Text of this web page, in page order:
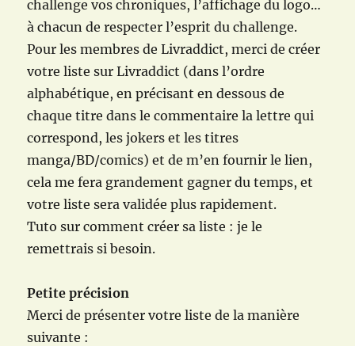
challenge vos chroniques, l’affichage du logo…
à chacun de respecter l’esprit du challenge.
Pour les membres de Livraddict, merci de créer
votre liste sur Livraddict (dans l’ordre
alphabétique, en précisant en dessous de
chaque titre dans le commentaire la lettre qui
correspond, les jokers et les titres
manga/BD/comics) et de m’en fournir le lien,
cela me fera grandement gagner du temps, et
votre liste sera validée plus rapidement.
Tuto sur comment créer sa liste : je le
remettrais si besoin.
Petite précision
Merci de présenter votre liste de la manière
suivante :